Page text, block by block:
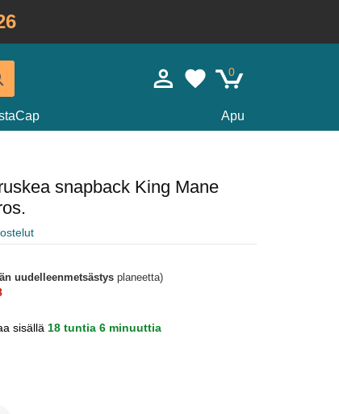
0
Apu
snapback King Mane
uudelleenmetsästys planeetta)
sisällä 18 tuntia 6 minuuttia